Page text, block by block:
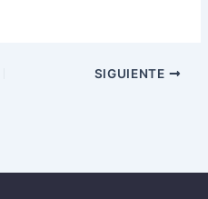
SIGUIENTE